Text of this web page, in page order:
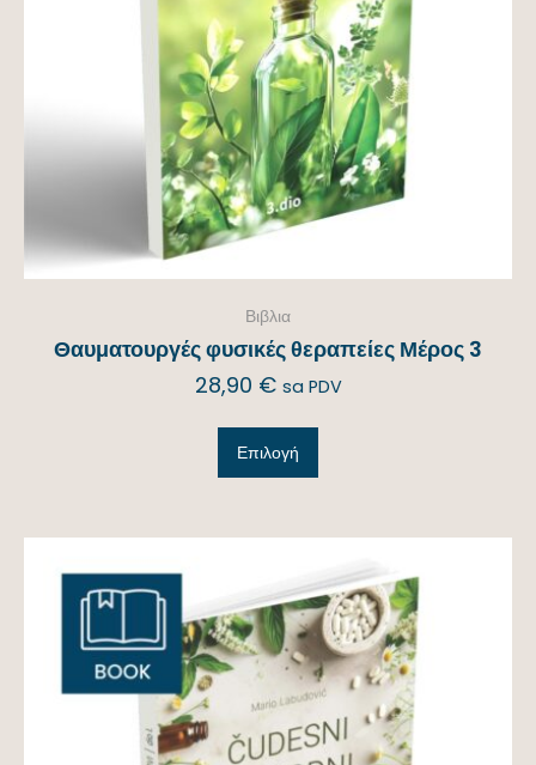
Βιβλια
Θαυματουργές φυσικές θεραπείες Μέρος 3
28,90 € sa PDV
Επιλογή